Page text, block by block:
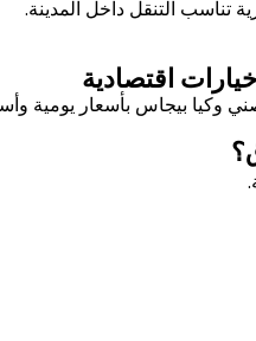
التنقل داخل المدينة.
اقتصادية
وكيا بيجاس بأسعار يومية